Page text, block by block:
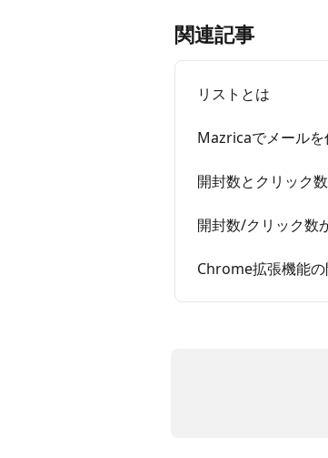
関連記事
リストとは
Mazricaでメール
開封数とクリック
開封数/クリック数
Chrome拡張機能